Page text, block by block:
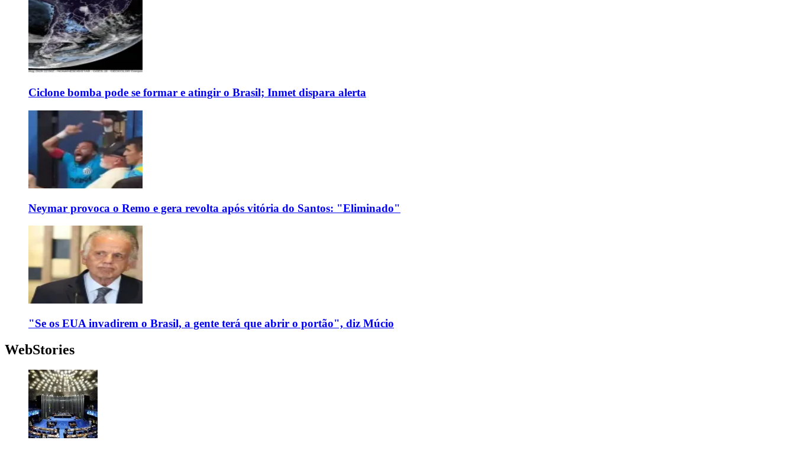
Ciclone bomba pode se formar e atingir o Brasil; Inmet dispara alerta
Neymar provoca o Remo e gera revolta após vitória do Santos: "Eliminado"
"Se os EUA invadirem o Brasil, a gente terá que abrir o portão", diz Múcio
WebStories